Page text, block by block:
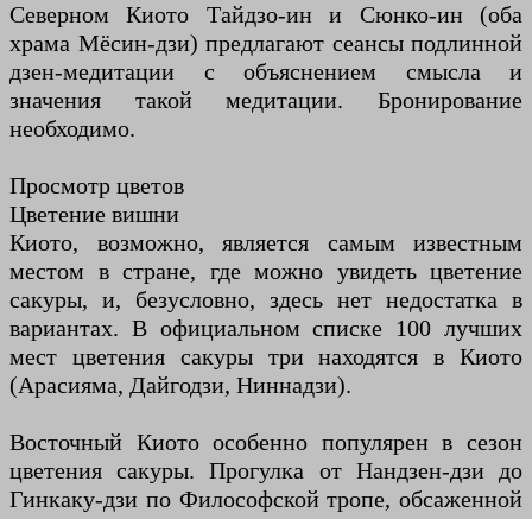
Северном Киото Тайдзо-ин и Сюнко-ин (оба
храма Мёсин-дзи) предлагают сеансы подлинной
дзен-медитации с объяснением смысла и
значения такой медитации. Бронирование
необходимо.
Просмотр цветов
Цветение вишни
Киото, возможно, является самым известным
местом в стране, где можно увидеть цветение
сакуры, и, безусловно, здесь нет недостатка в
вариантах. В официальном списке 100 лучших
мест цветения сакуры три находятся в Киото
(Арасияма, Дайгодзи, Ниннадзи).
Восточный Киото особенно популярен в сезон
цветения сакуры. Прогулка от Нандзен-дзи до
Гинкаку-дзи по Философской тропе, обсаженной